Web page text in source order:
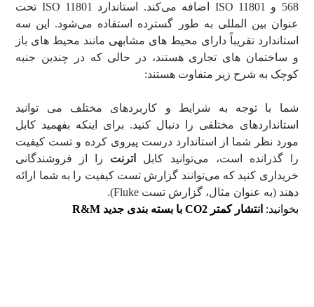
568 و ISO 11801 اضافه می‌کند. استاندارد ISO 11801 تحت
عنوان بین المللی به طور گسترده استفاده می‌شود. این سه
استاندارد تقریباً دارای محیط های مشابهی مانند محیط های باز
و ساختمان های تجاری هستند، در حالی که در چندین جنبه
کوچک به شرح زیر متفاوت هستند:
شما با توجه به شرایط و کاربردهای مختلف می توانید
استانداردهای مختلفی را دنبال کنید. برای اینکه بفهمید کابل
مورد نظر شما از استاندارد درست پیروی کرده و تست کیفیت
را گذرانده است، می‌توانید کابل
اترنت را از فروشندگانی
خریداری کنید که می‌توانند گزارش تست کیفیت را به شما ارائه
دهند (به عنوان مثال، گزارش تست Fluke).
بخوانید: انتشار کمتر CO2 با بسته بندی جدید R&M